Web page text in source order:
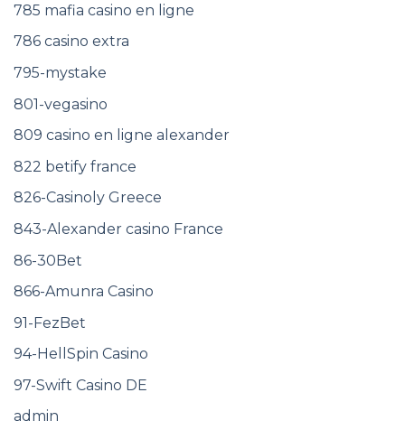
785 mafia casino en ligne
786 casino extra
795-mystake
801-vegasino
809 casino en ligne alexander
822 betify france
826-Casinoly Greece
843-Alexander casino France
86-30Bet
866-Amunra Casino
91-FezBet
94-HellSpin Casino
97-Swift Casino DE
admin